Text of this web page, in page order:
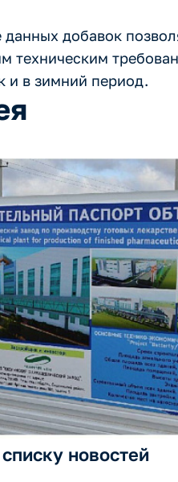
добавок
техническим
и в зимний период.
новостей